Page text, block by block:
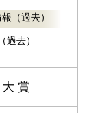
（過去）
過去）
賞